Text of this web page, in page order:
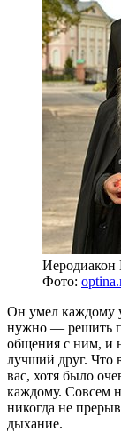
Иеродиакон
Фото:
Он умел каждому
нужно — решить
общения с ним, и
лучший друг. Что
вас, хотя было
каждому. Совсем
никогда не
дыхание.